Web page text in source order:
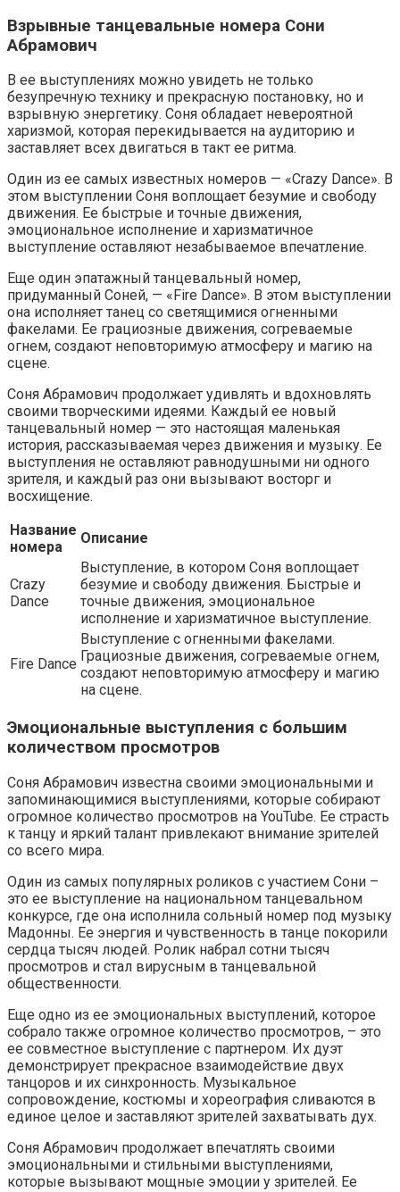
Взрывные танцевальные номера Сони
Абрамович
В ее выступлениях можно увидеть не только
безупречную технику и прекрасную постановку, но и
взрывную энергетику. Соня обладает невероятной
харизмой, которая перекидывается на аудиторию и
заставляет всех двигаться в такт ее ритма.
Один из ее самых известных номеров — «Crazy Dance». В
этом выступлении Соня воплощает безумие и свободу
движения. Ее быстрые и точные движения,
эмоциональное исполнение и харизматичное
выступление оставляют незабываемое впечатление.
Еще один эпатажный танцевальный номер,
придуманный Соней, — «Fire Dance». В этом выступлении
она исполняет танец со светящимися огненными
факелами. Ее грациозные движения, согреваемые
огнем, создают неповторимую атмосферу и магию на
сцене.
Соня Абрамович продолжает удивлять и вдохновлять
своими творческими идеями. Каждый ее новый
танцевальный номер — это настоящая маленькая
история, рассказываемая через движения и музыку. Ее
выступления не оставляют равнодушными ни одного
зрителя, и каждый раз они вызывают восторг и
восхищение.
Название
номера
Описание
Crazy
Dance
Выступление, в котором Соня воплощает
безумие и свободу движения. Быстрые и
точные движения, эмоциональное
исполнение и харизматичное выступление.
Fire Dance
Выступление с огненными факелами.
Грациозные движения, согреваемые огнем,
создают неповторимую атмосферу и магию
на сцене.
Эмоциональные выступления с большим
количеством просмотров
Соня Абрамович известна своими эмоциональными и
запоминающимися выступлениями, которые собирают
огромное количество просмотров на YouTube. Ее страсть
к танцу и яркий талант привлекают внимание зрителей
со всего мира.
Один из самых популярных роликов с участием Сони –
это ее выступление на национальном танцевальном
конкурсе, где она исполнила сольный номер под музыку
Мадонны. Ее энергия и чувственность в танце покорили
сердца тысяч людей. Ролик набрал сотни тысяч
просмотров и стал вирусным в танцевальной
общественности.
Еще одно из ее эмоциональных выступлений, которое
собрало также огромное количество просмотров, – это
ее совместное выступление с партнером. Их дуэт
демонстрирует прекрасное взаимодействие двух
танцоров и их синхронность. Музыкальное
сопровождение, костюмы и хореография сливаются в
единое целое и заставляют зрителей захватывать дух.
Соня Абрамович продолжает впечатлять своими
эмоциональными и стильными выступлениями,
которые вызывают мощные эмоции у зрителей. Ее